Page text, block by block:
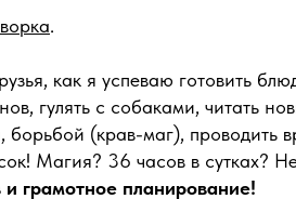
.
как я успеваю готовить
гулять с собаками, читать
борьбой (крав-маг), проводить
Магия? 36 часов в сутках?
грамотное планирование!